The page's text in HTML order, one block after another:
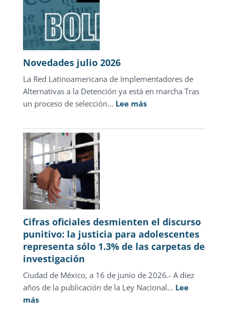
Novedades julio 2026
La Red Latinoamericana de Implementadores de
Alternativas a la Detención ya está en marcha Tras
un proceso de selección... Lee más:
julio
Cifras oficiales desmienten el discurso
punitivo: la justicia para adolescentes
representa sólo 1.3% de las carpetas de
investigación
Ciudad de México, a 16 de junio de 2026.- A diez
años de la publicación de la Ley Nacional... Lee
más: